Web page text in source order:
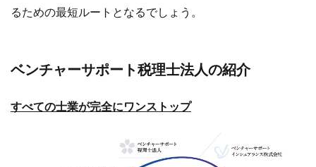
るための最短ルートとなるでしょう。
ベンチャーサポート税理士法人の紹介
すべての士業が完全にワンストップ